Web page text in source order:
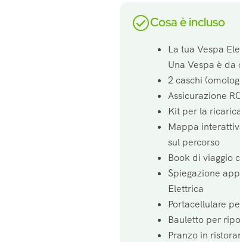
Cosa è incluso
La tua Vespa
Una Vespa è
2 caschi
Assicurazione
Kit per la
Mappa
sul percorso
Book di viaggio
Spiegazione
Elettrica
Portacellulare
Bauletto per
Pranzo in